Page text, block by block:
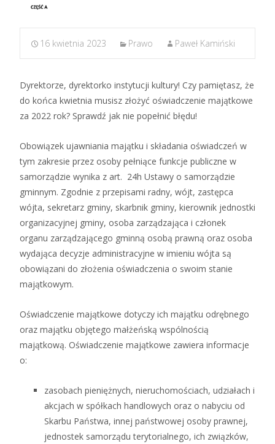
16 kwietnia 2023 Prawo Paweł Kamiński
Dyrektorze, dyrektorko instytucji kultury! Czy pamiętasz, że
do końca kwietnia musisz złożyć oświadczenie majątkowe
za 2022 rok? Sprawdź jak nie popełnić błędu!
Obowiązek ujawniania majątku i składania oświadczeń w
tym zakresie przez osoby pełniące funkcje publiczne w
samorządzie wynika z art. 24h Ustawy o samorządzie
gminnym. Zgodnie z przepisami radny, wójt, zastępca
wójta, sekretarz gminy, skarbnik gminy, kierownik jednostki
organizacyjnej gminy, osoba zarządzająca i członek
organu zarządzającego gminną osobą prawną oraz osoba
wydająca decyzje administracyjne w imieniu wójta są
obowiązani do złożenia oświadczenia o swoim stanie
majątkowym.
Oświadczenie majątkowe dotyczy ich majątku odrębnego
oraz majątku objętego małżeńską wspólnością
majątkową. Oświadczenie majątkowe zawiera informacje
o:
zasobach pieniężnych, nieruchomościach, udziałach i
akcjach w spółkach handlowych oraz o nabyciu od
Skarbu Państwa, innej państwowej osoby prawnej,
jednostek samorządu terytorialnego, ich związków,